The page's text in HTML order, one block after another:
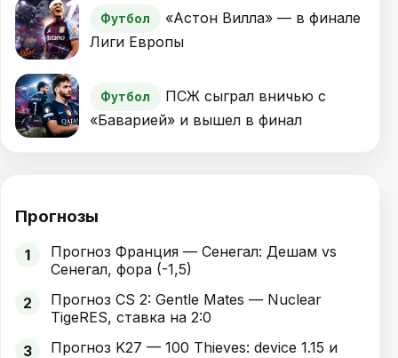
Футбол
«Астон Вилла» — в финале
Лиги Европы
Футбол
ПСЖ сыграл вничью с
«Баварией» и вышел в финал
Прогнозы
1
Прогноз Франция — Сенегал: Дешам vs
Сенегал, фора (-1,5)
2
Прогноз CS 2: Gentle Mates — Nuclear
TigeRES, ставка на 2:0
3
Прогноз K27 — 100 Thieves: device 1.15 и